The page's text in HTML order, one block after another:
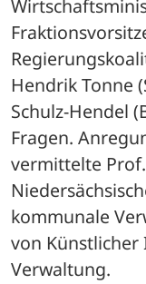
Hendrik Tonne
Schulz-Hendel
Fragen.
vermittelte
kommunale
von
Verwaltung.